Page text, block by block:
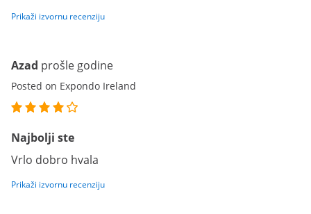
Prikaži izvornu recenziju
Azad prošle godine
Posted on Expondo Ireland
Najbolji ste
Vrlo dobro hvala
Prikaži izvornu recenziju